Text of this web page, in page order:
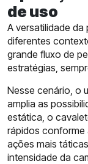
de uso
A versatilidade da
diferentes
grande fluxo de
estratégias,
Nesse cenário, o
amplia as
estática, o
rápidos conforme
ações mais
intensidade da